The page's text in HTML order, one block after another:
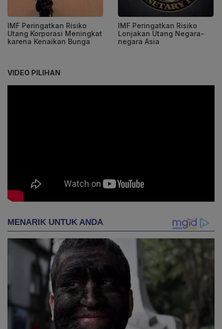
IMF Peringatkan Risiko
Utang Korporasi Meningkat
karena Kenaikan Bunga
IMF Peringatkan Risiko
Lonjakan Utang Negara-
negara Asia
VIDEO PILIHAN